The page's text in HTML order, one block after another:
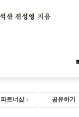
파트너샵 공유하기